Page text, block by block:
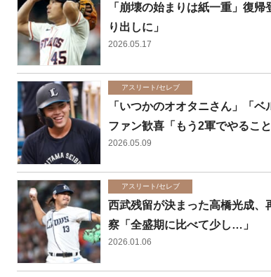
「崩壊の始まりは紙一重」復
り出しに」
2026.05.17
アスリート/セレブ
「いつかのオオタニさん」「
ファン歓喜「もう2軍でやること
2026.05.09
アスリート/セレブ
西武残留が決まった高橋光成
察「全盛期に比べて少し…」
2026.01.06